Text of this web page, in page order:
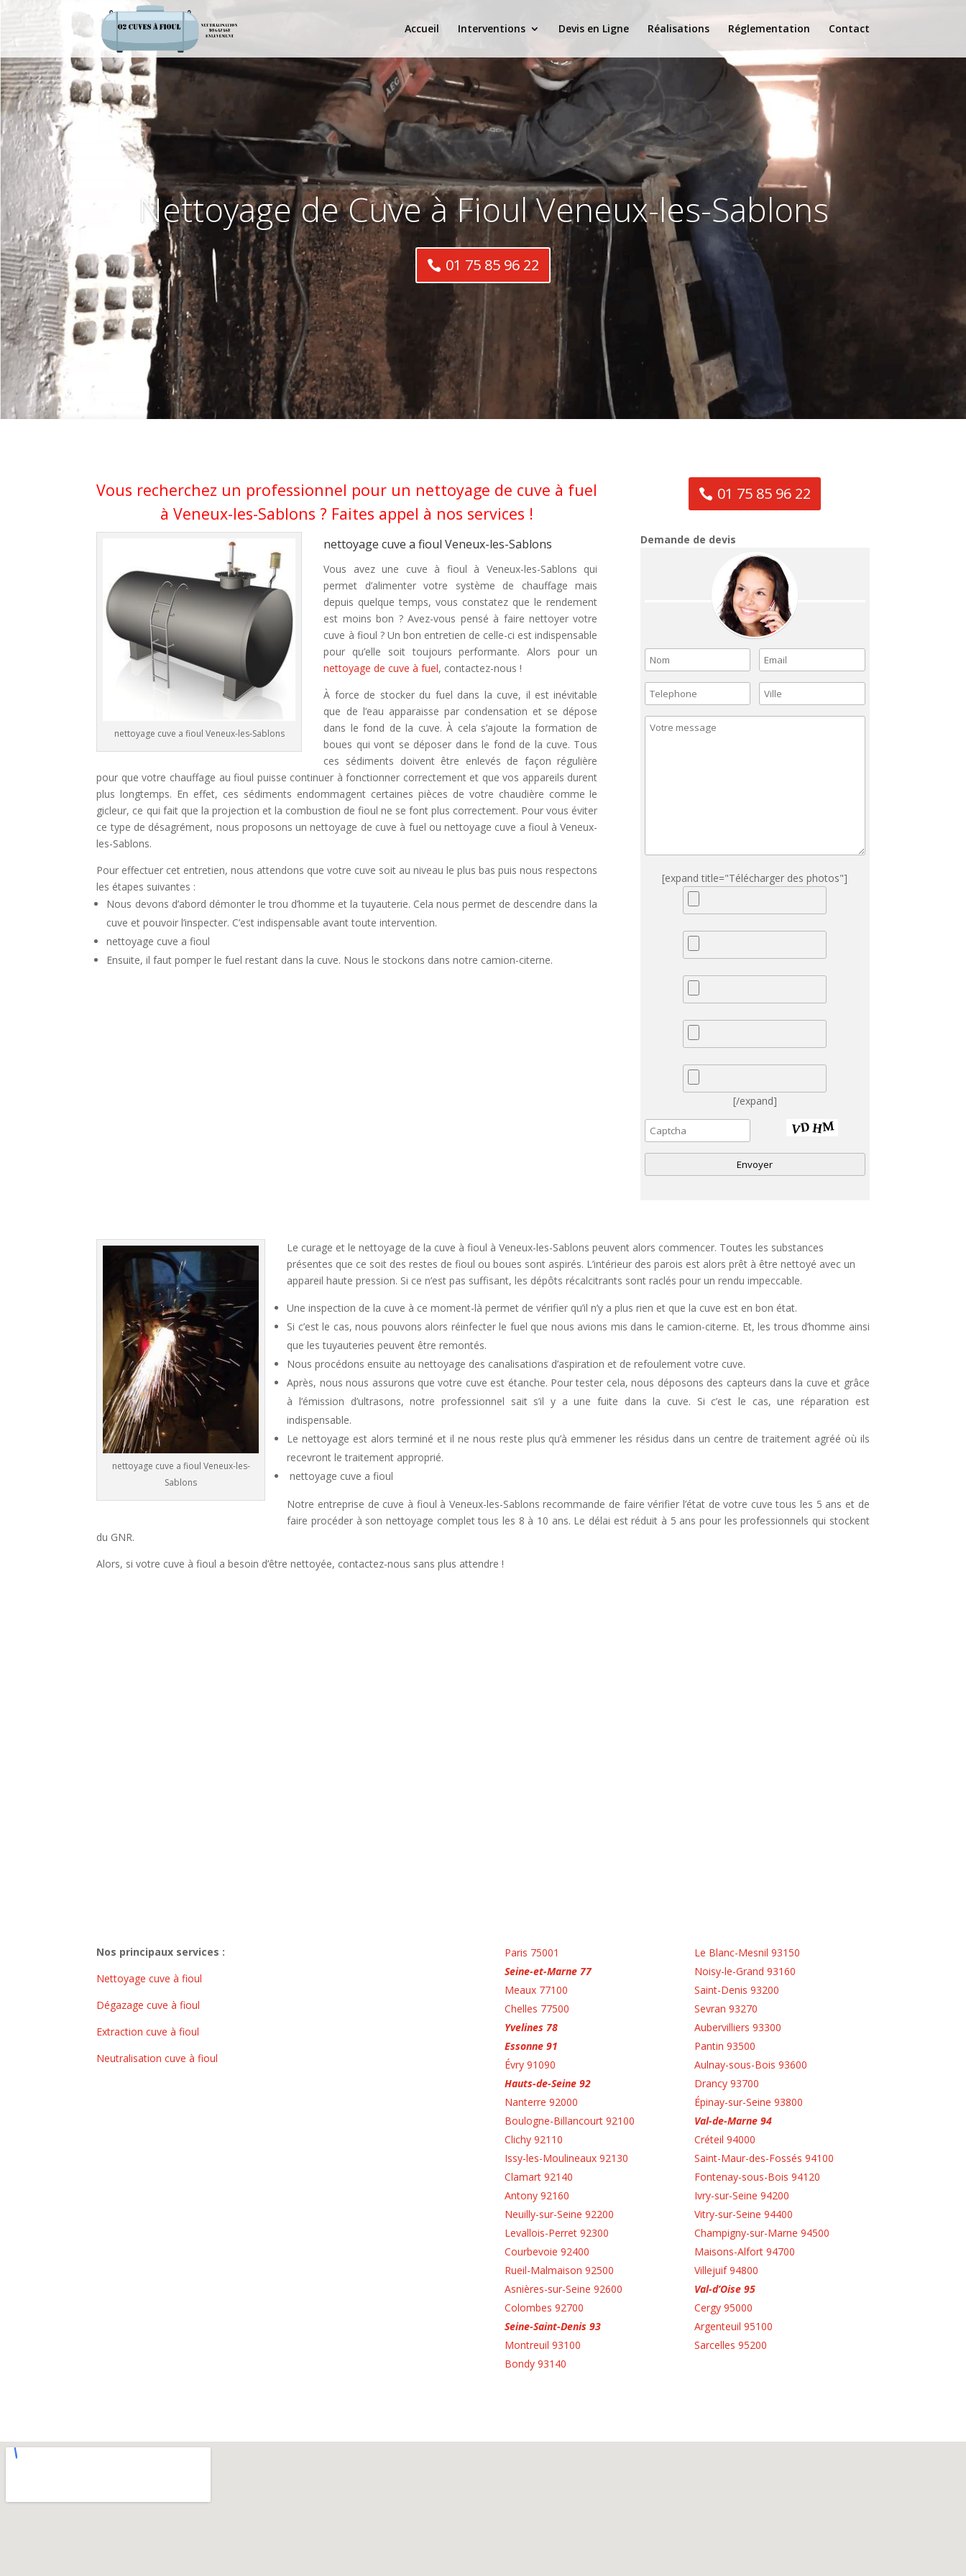
Accueil Interventions Devis en Ligne Réalisations Réglementation Contact
Nettoyage de Cuve à Fioul Veneux-les-Sablons
01 75 85 96 22
Vous recherchez un professionnel pour un nettoyage de cuve à fuel
à Veneux-les-Sablons ? Faites appel à nos services !
nettoyage cuve a fioul Veneux-les-Sablons
nettoyage cuve a fioul Veneux-les-Sablons
Vous avez une cuve à fioul à Veneux-les-Sablons qui
permet d’alimenter votre système de chauffage mais
depuis quelque temps, vous constatez que le rendement
est moins bon ? Avez-vous pensé à faire nettoyer votre
cuve à fioul ? Un bon entretien de celle-ci est indispensable
pour qu’elle soit toujours performante. Alors pour un
nettoyage de cuve à fuel, contactez-nous !
À force de stocker du fuel dans la cuve, il est inévitable
que de l’eau apparaisse par condensation et se dépose
dans le fond de la cuve. À cela s’ajoute la formation de
boues qui vont se déposer dans le fond de la cuve. Tous
ces sédiments doivent être enlevés de façon régulière
pour que votre chauffage au fioul puisse continuer à fonctionner correctement et que vos appareils durent
plus longtemps. En effet, ces sédiments endommagent certaines pièces de votre chaudière comme le
gicleur, ce qui fait que la projection et la combustion de fioul ne se font plus correctement. Pour vous éviter
ce type de désagrément, nous proposons un nettoyage de cuve à fuel ou nettoyage cuve a fioul à Veneux-
les-Sablons.
Pour effectuer cet entretien, nous attendons que votre cuve soit au niveau le plus bas puis nous respectons
les étapes suivantes :
Nous devons d’abord démonter le trou d’homme et la tuyauterie. Cela nous permet de descendre dans la
cuve et pouvoir l’inspecter. C’est indispensable avant toute intervention.
nettoyage cuve a fioul
Ensuite, il faut pomper le fuel restant dans la cuve. Nous le stockons dans notre camion-citerne.
01 75 85 96 22
Demande de devis
[expand title="Télécharger des photos"]
[/expand]
r
a
t
v
:
nettoyage cuve a fioul Veneux-les-
Sablons
Le curage et le nettoyage de la cuve à fioul à Veneux-les-Sablons peuvent alors commencer. Toutes les substances
présentes que ce soit des restes de fioul ou boues sont aspirés. L’intérieur des parois est alors prêt à être nettoyé avec un
appareil haute pression. Si ce n’est pas suffisant, les dépôts récalcitrants sont raclés pour un rendu impeccable.
Une inspection de la cuve à ce moment-là permet de vérifier qu’il n’y a plus rien et que la cuve est en bon état.
Si c’est le cas, nous pouvons alors réinfecter le fuel que nous avions mis dans le camion-citerne. Et, les trous d’homme ainsi
que les tuyauteries peuvent être remontés.
Nous procédons ensuite au nettoyage des canalisations d’aspiration et de refoulement votre cuve.
Après, nous nous assurons que votre cuve est étanche. Pour tester cela, nous déposons des capteurs dans la cuve et grâce
à l’émission d’ultrasons, notre professionnel sait s’il y a une fuite dans la cuve. Si c’est le cas, une réparation est
indispensable.
Le nettoyage est alors terminé et il ne nous reste plus qu’à emmener les résidus dans un centre de traitement agréé où ils
recevront le traitement approprié.
nettoyage cuve a fioul
Notre entreprise de cuve à fioul à Veneux-les-Sablons recommande de faire vérifier l’état de votre cuve tous les 5 ans et de
faire procéder à son nettoyage complet tous les 8 à 10 ans. Le délai est réduit à 5 ans pour les professionnels qui stockent
du GNR.
Alors, si votre cuve à fioul a besoin d’être nettoyée, contactez-nous sans plus attendre !
Nos principaux services :
Nettoyage cuve à fioul
Dégazage cuve à fioul
Extraction cuve à fioul
Neutralisation cuve à fioul
Paris 75001
Seine-et-Marne 77
Meaux 77100
Chelles 77500
Yvelines 78
Essonne 91
Évry 91090
Hauts-de-Seine 92
Nanterre 92000
Boulogne-Billancourt 92100
Clichy 92110
Issy-les-Moulineaux 92130
Clamart 92140
Antony 92160
Neuilly-sur-Seine 92200
Levallois-Perret 92300
Courbevoie 92400
Rueil-Malmaison 92500
Asnières-sur-Seine 92600
Colombes 92700
Seine-Saint-Denis 93
Montreuil 93100
Bondy 93140
Le Blanc-Mesnil 93150
Noisy-le-Grand 93160
Saint-Denis 93200
Sevran 93270
Aubervilliers 93300
Pantin 93500
Aulnay-sous-Bois 93600
Drancy 93700
Épinay-sur-Seine 93800
Val-de-Marne 94
Créteil 94000
Saint-Maur-des-Fossés 94100
Fontenay-sous-Bois 94120
Ivry-sur-Seine 94200
Vitry-sur-Seine 94400
Champigny-sur-Marne 94500
Maisons-Alfort 94700
Villejuif 94800
Val-d’Oise 95
Cergy 95000
Argenteuil 95100
Sarcelles 95200